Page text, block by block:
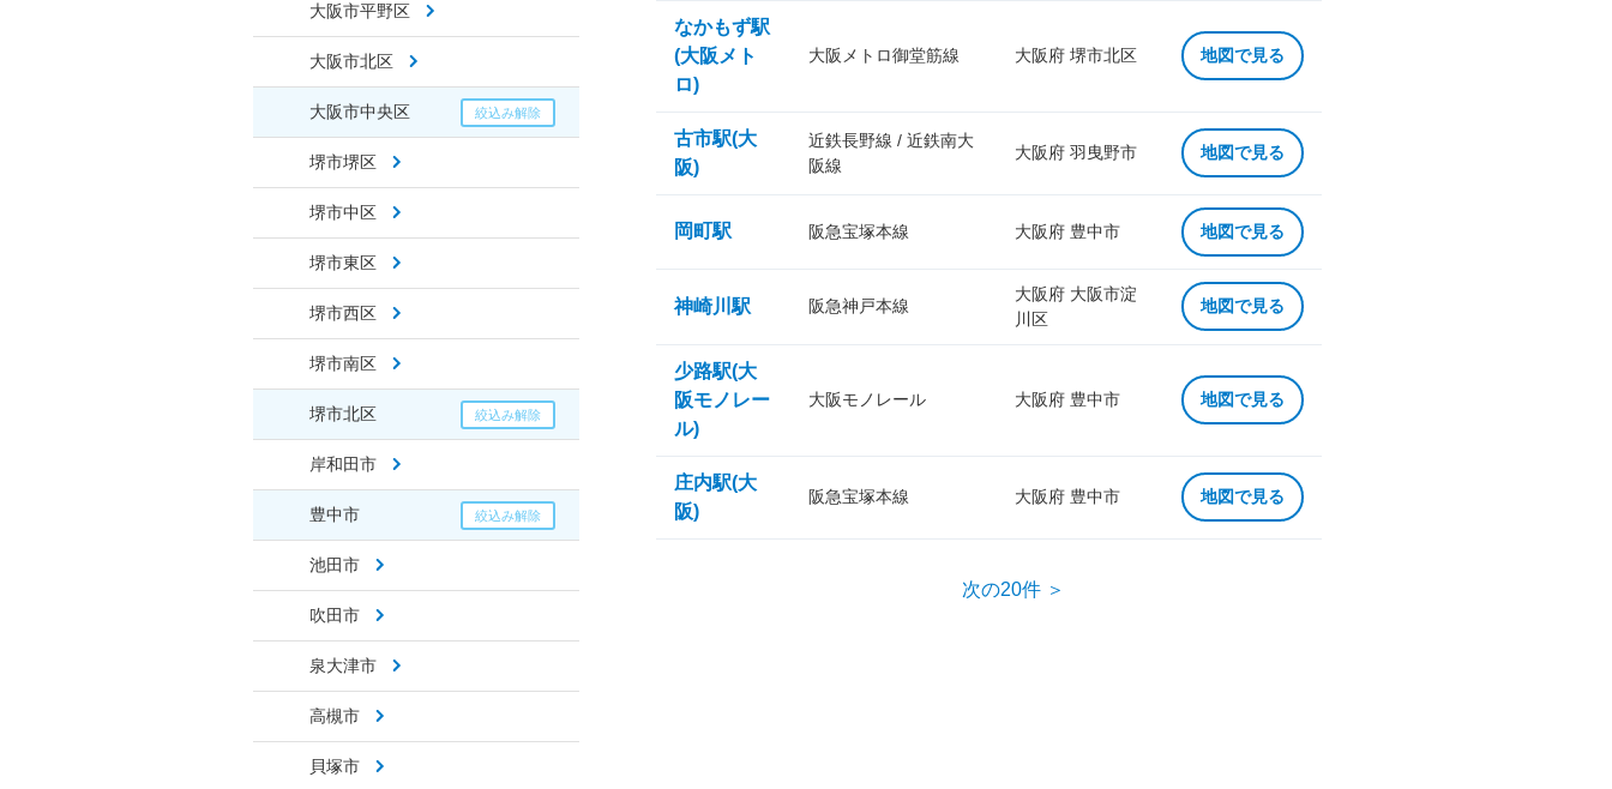
大阪市平野区
大阪市北区
大阪市中央区
堺市堺区
堺市中区
堺市東区
堺市西区
堺市南区
堺市北区
岸和田市
豊中市
池田市
吹田市
泉大津市
高槻市
貝塚市
なかもず駅
(大阪メト
ロ)
大阪メトロ御堂筋線 大阪府 堺市北区 地図で見る
古市駅(大
阪)
近鉄長野線 / 近鉄南大
阪線
大阪府 羽曳野市 地図で見る
岡町駅 阪急宝塚本線 大阪府 豊中市 地図で見る
神崎川駅 阪急神戸本線
大阪府 大阪市淀
川区
地図で見る
少路駅(大
阪モノレー
ル)
大阪モノレール 大阪府 豊中市 地図で見る
庄内駅(大
阪)
阪急宝塚本線 大阪府 豊中市 地図で見る
次の20件 ＞